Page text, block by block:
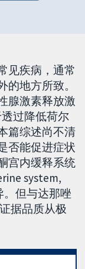
见疾病，通常
地方所致。
腺激素释放激
过降低荷尔
篇综述尚不清
否能促进症状
宫内缓释系统
system,
。但与达那唑
据品质从极